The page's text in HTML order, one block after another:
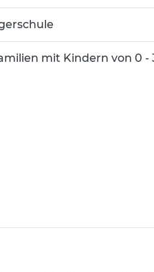
mit Kindern von 0 -